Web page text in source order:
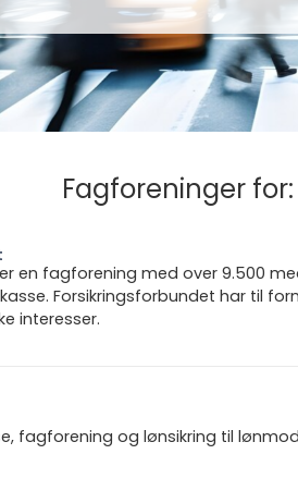
Fagforeninger
en fagforening med over 9.500
Forsikringsforbundet har til
interesser.
fagforening og lønsikring til